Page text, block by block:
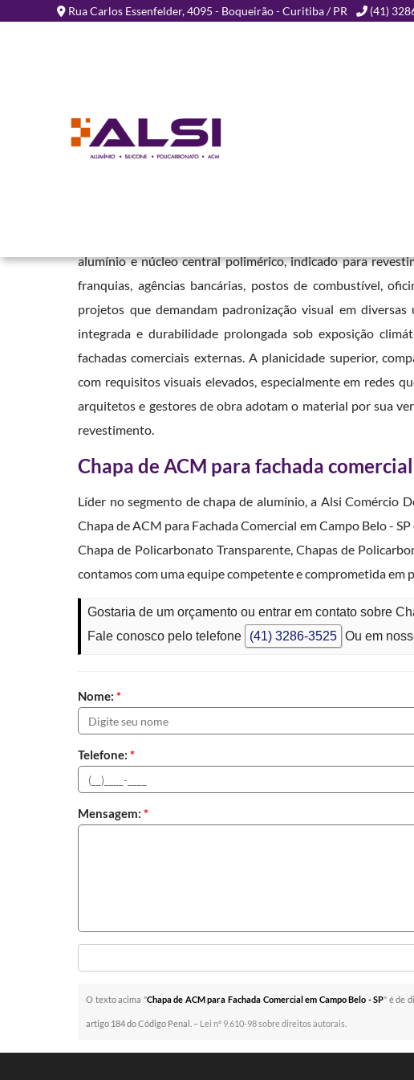
Rua Carlos Essenfelder, 4095 - Boqueirão - Curitiba / PR (41)
Chapa de ACM para Fachada
em Campo Belo - SP
alumínio e núcleo central polimérico, indicado para
franquias, agências bancárias, postos de combustível,
projetos que demandam padronização visual em
integrada e durabilidade prolongada sob exposição
fachadas comerciais externas. A planicidade superior,
com requisitos visuais elevados, especialmente em redes
arquitetos e gestores de obra adotam o material por sua
revestimento.
Chapa de ACM para fachada
Líder no segmento de chapa de alumínio, a Alsi Comércio
Chapa de ACM para Fachada Comercial em Campo Belo -
Chapa de Policarbonato Transparente, Chapas de
contamos com uma equipe competente e comprometida
Gostaria de um orçamento ou entrar em contato sobre
Fale conosco pelo telefone
(41) 3286-3525 Ou em
Nome:*
Telefone:*
Mensagem:*
O texto acima "Chapa de ACM para Fachada Comercial em Campo Belo - SP" é de
artigo 184 do Código Penal. – Lei n° 9.610-98 sobre direitos autorais